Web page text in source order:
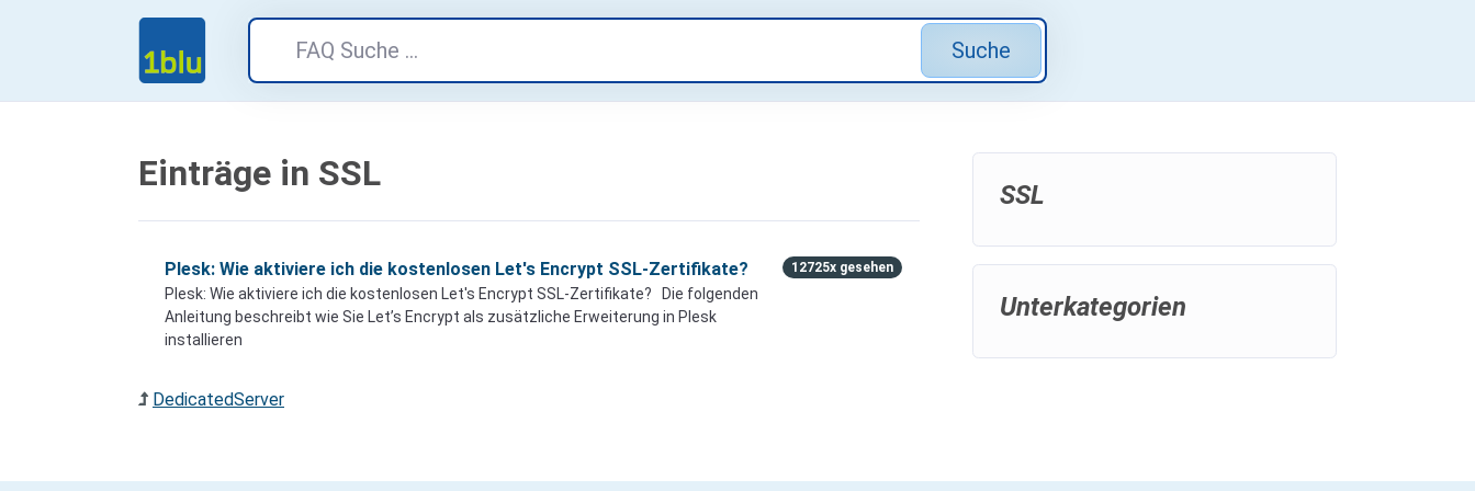
Suche
Einträge in SSL
Plesk: Wie aktiviere ich die kostenlosen Let's Encrypt SSL-Zertifikate?
Plesk: Wie aktiviere ich die kostenlosen Let's Encrypt SSL-Zertifikate? Die folgenden
Anleitung beschreibt wie Sie Let’s Encrypt als zusätzliche Erweiterung in Plesk
installieren
12725x gesehen
DedicatedServer
SSL
Unterkategorien